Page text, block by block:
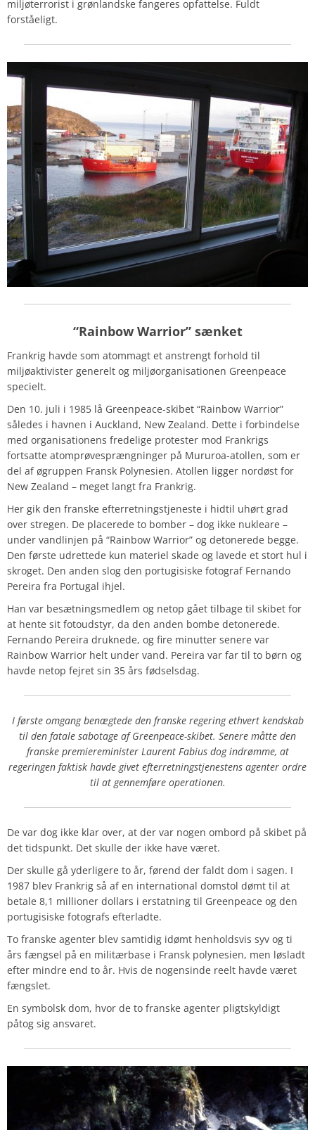
miljøterrorist i grønlandske fangeres opfattelse. Fuldt
forståeligt.
“Rainbow Warrior” sænket
Frankrig havde som atommagt et anstrengt forhold til
miljøaktivister generelt og miljøorganisationen Greenpeace
specielt.
Den 10. juli i 1985 lå Greenpeace-skibet “Rainbow Warrior”
således i havnen i Auckland, New Zealand. Dette i forbindelse
med organisationens fredelige protester mod Frankrigs
fortsatte atomprøvesprængninger på Mururoa-atollen, som er
del af øgruppen Fransk Polynesien. Atollen ligger nordøst for
New Zealand – meget langt fra Frankrig.
Her gik den franske efterretningstjeneste i hidtil uhørt grad
over stregen. De placerede to bomber – dog ikke nukleare –
under vandlinjen på “Rainbow Warrior” og detonerede begge.
Den første udrettede kun materiel skade og lavede et stort hul i
skroget. Den anden slog den portugisiske fotograf Fernando
Pereira fra Portugal ihjel.
Han var besætningsmedlem og netop gået tilbage til skibet for
at hente sit fotoudstyr, da den anden bombe detonerede.
Fernando Pereira druknede, og fire minutter senere var
Rainbow Warrior helt under vand. Pereira var far til to børn og
havde netop fejret sin 35 års fødselsdag.
I første omgang benægtede den franske regering ethvert kendskab
til den fatale sabotage af Greenpeace-skibet. Senere måtte den
franske premiereminister Laurent Fabius dog indrømme, at
regeringen faktisk havde givet efterretningstjenestens agenter ordre
til at gennemføre operationen.
De var dog ikke klar over, at der var nogen ombord på skibet på
det tidspunkt. Det skulle der ikke have været.
Der skulle gå yderligere to år, førend der faldt dom i sagen. I
1987 blev Frankrig så af en international domstol dømt til at
betale 8,1 millioner dollars i erstatning til Greenpeace og den
portugisiske fotografs efterladte.
To franske agenter blev samtidig idømt henholdsvis syv og ti
års fængsel på en militærbase i Fransk polynesien, men løsladt
efter mindre end to år. Hvis de nogensinde reelt havde været
fængslet.
En symbolsk dom, hvor de to franske agenter pligtskyldigt
påtog sig ansvaret.